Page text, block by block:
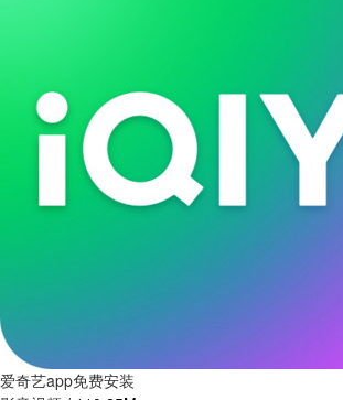
爱奇艺app免费安装